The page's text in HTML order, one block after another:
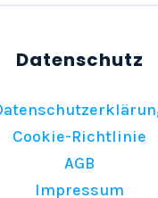
Cookie-Richtlinie
AGB
Impressum